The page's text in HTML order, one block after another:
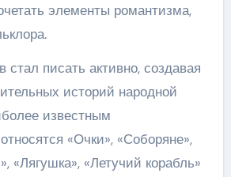
элементы романтизма,
стал писать активно, создавая
историй народной
известным
«Очки», «Соборяне»,
«Лягушка», «Летучий корабль»